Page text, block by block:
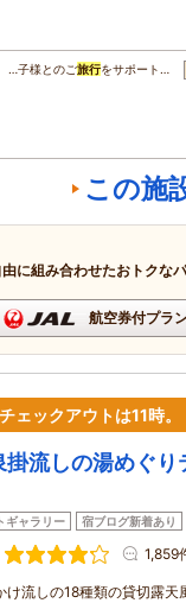
…子様とのご旅行をサポート…
この施
に組み合わせたおトクな
航空券付プラ
ェックアウトは11時。
掛流しの湯めぐ
ギャラリー 宿ブログ新着あり
1,859
け流しの18種類の貸切露天